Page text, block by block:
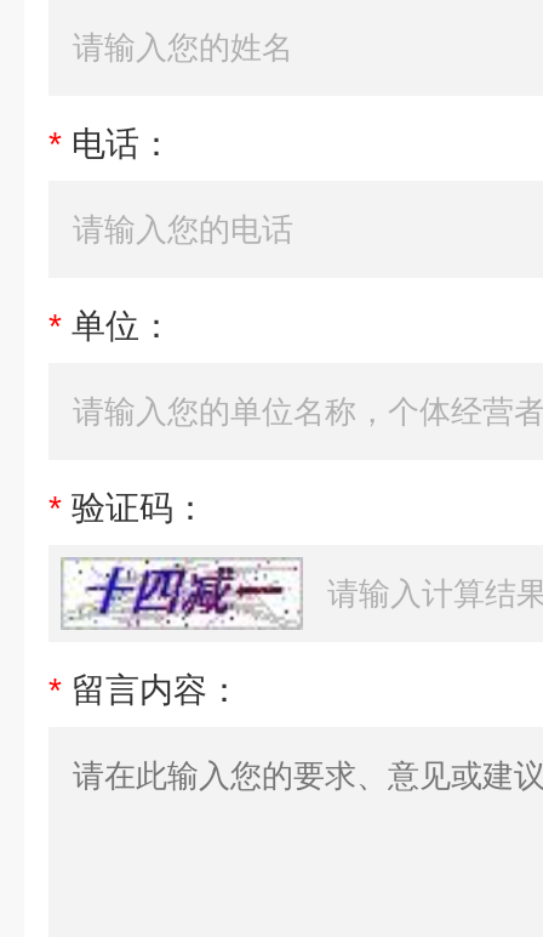
* 电话：
* 单位：
* 验证码：
* 留言内容：